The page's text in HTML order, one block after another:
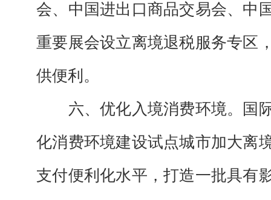
会、中国进出口商品交易会、中
重要展会设立离境退税服务专区
供便利。
六、优化入境消费环境。国
化消费环境建设试点城市加大离
支付便利化水平，打造一批具有